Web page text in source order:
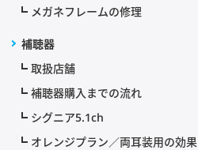
メガネフレームの修理
補聴器
取扱店舗
補聴器購入までの流れ
シグニア5.1ch
オレンジプラン／両耳装用の効果